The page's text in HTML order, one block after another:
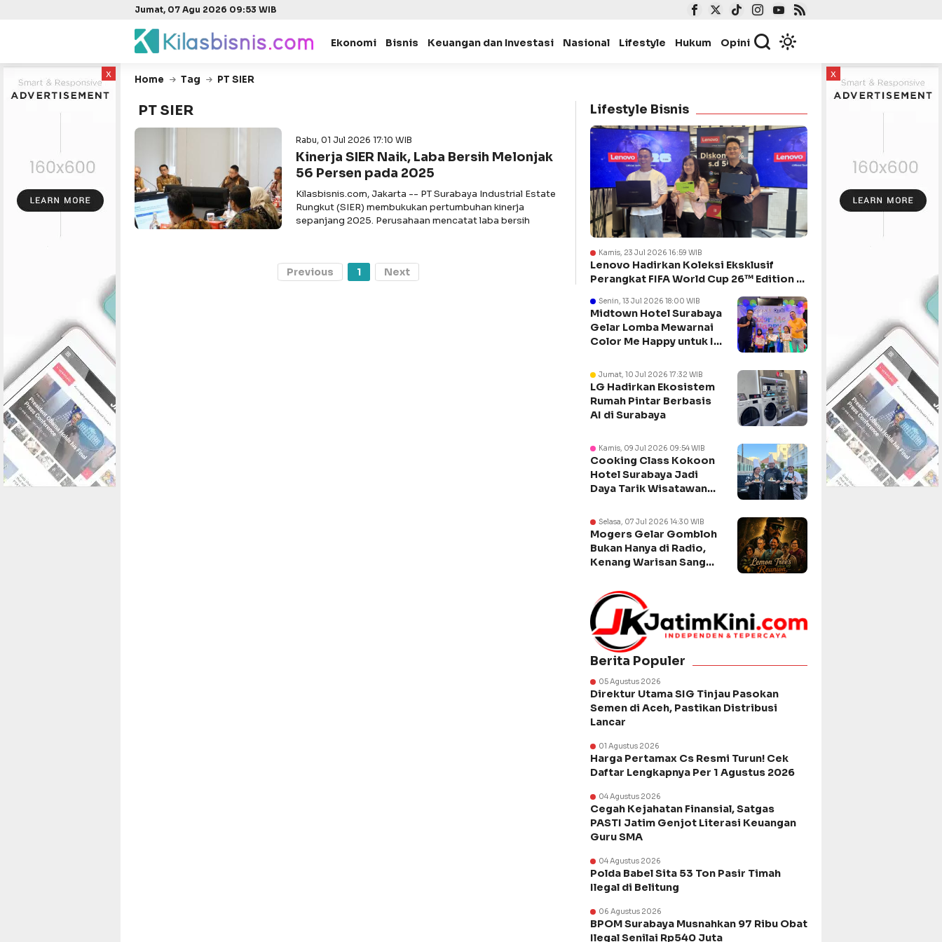
Jumat, 07 Agu 2026 09:53 WIB
Ekonomi Bisnis Keuangan dan Investasi Nasional Lifestyle Hukum Opini
x x
Home Tag PT SIER
PT SIER
Rabu, 01 Jul 2026 17:10 WIB
Kinerja SIER Naik, Laba Bersih Melonjak
56 Persen pada 2025
Kilasbisnis.com, Jakarta -- PT Surabaya Industrial Estate
Rungkut (SIER) membukukan pertumbuhan kinerja
sepanjang 2025. Perusahaan mencatat laba bersih
Previous 1 Next
Lifestyle Bisnis
Kamis, 23 Jul 2026 16:59 WIB
Lenovo Hadirkan Koleksi Eksklusif
Perangkat FIFA World Cup 26™ Edition di
Senin, 13 Jul 2026 18:00 WIB
Midtown Hotel Surabaya
Gelar Lomba Mewarnai
Color Me Happy untuk Isi
Jumat, 10 Jul 2026 17:32 WIB
LG Hadirkan Ekosistem
Rumah Pintar Berbasis
AI di Surabaya
Kamis, 09 Jul 2026 09:54 WIB
Cooking Class Kokoon
Hotel Surabaya Jadi
Daya Tarik Wisatawan
Selasa, 07 Jul 2026 14:30 WIB
Mogers Gelar Gombloh
Bukan Hanya di Radio,
Kenang Warisan Sang
Berita Populer
05 Agustus 2026
Direktur Utama SIG Tinjau Pasokan
Semen di Aceh, Pastikan Distribusi
Lancar
01 Agustus 2026
Harga Pertamax Cs Resmi Turun! Cek
Daftar Lengkapnya Per 1 Agustus 2026
04 Agustus 2026
Cegah Kejahatan Finansial, Satgas
PASTI Jatim Genjot Literasi Keuangan
Guru SMA
04 Agustus 2026
Polda Babel Sita 53 Ton Pasir Timah
Ilegal di Belitung
06 Agustus 2026
BPOM Surabaya Musnahkan 97 Ribu Obat
Ilegal Senilai Rp540 Juta